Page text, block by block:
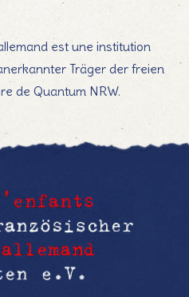
est une institution
Träger der freien
de Quantum NRW.